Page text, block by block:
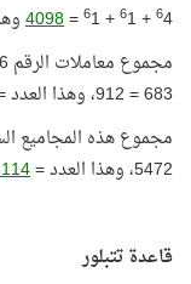
64 +
61 +
61 =
4098
683 = 912، وهذا العدد =
5472، وهذا العدد =
114 × 8
قاعدة تتبلور